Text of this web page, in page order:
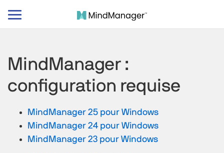
Basculer
navigation
MindManager :
configuration requise
MindManager 25 pour Windows
MindManager 24 pour Windows
MindManager 23 pour Windows